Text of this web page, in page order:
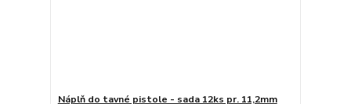
Náplň do tavné pistole - sada 12ks pr. 11,2mm